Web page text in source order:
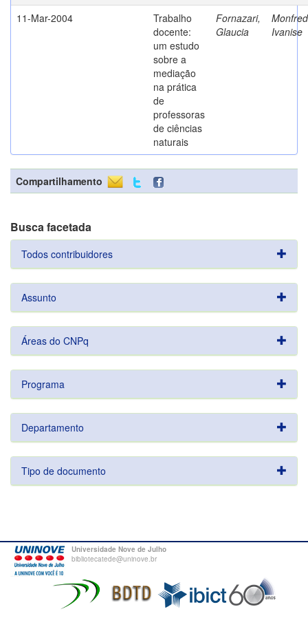
11-Mar-2004
Trabalho
docente:
um estudo
sobre a
mediação
na prática
de
professoras
de ciências
naturais
Fornazari,
Glaucia
Ivanise
Compartilhamento
Busca facetada
Todos contribuidores
Assunto
Áreas do CNPq
Programa
Departamento
Tipo de documento
Universidade Nove de Julho
bibliotecatede@uninove.br